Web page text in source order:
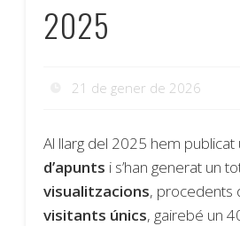
2025
21 de gener de 2026
Al llarg del 2025 hem publicat
d’apunts i s’han generat un
visualitzacions, procedents
visitants únics, gairebé un